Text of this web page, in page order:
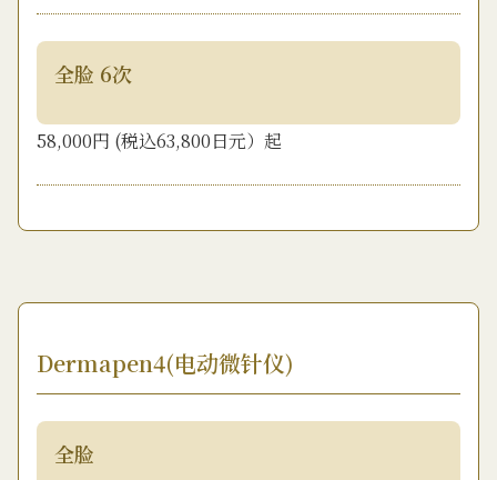
全脸 6次
58,000円 (税込63,800日元）起
Dermapen4(电动微针仪)
全脸